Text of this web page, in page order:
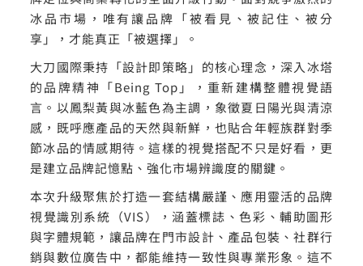
冰品市場，唯有讓品牌「被看見、被記住、被分
享」，才能真正「被選擇」。
大刀國際秉持「設計即策略」的核心理念，深入冰塔
的品牌精神「Being Top」，重新建構整體視覺語
言。以鳳梨黃與冰藍色為主調，象徵夏日陽光與清涼
感，既呼應產品的天然與新鮮，也貼合年輕族群對季
節冰品的情感期待。這樣的視覺搭配不只是好看，更
是建立品牌記憶點、強化市場辨識度的關鍵。
本次升級聚焦於打造一套結構嚴謹、應用靈活的品牌
視覺識別系統（VIS），涵蓋標誌、色彩、輔助圖形
與字體規範，讓品牌在門市設計、產品包裝、社群行
銷與數位廣告中，都能維持一致性與專業形象。這不